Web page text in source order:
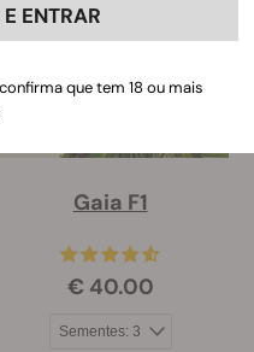
Gaia F1
€ 40.00
ENTRAR
que tem 18 ou mais